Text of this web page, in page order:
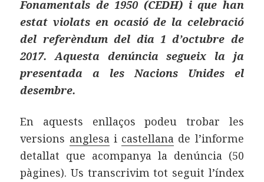
Fonamentals de 1950 (CEDH) i que han
estat violats en ocasió de la celebració
del referèndum del dia 1 d’octubre de
2017. Aquesta denúncia segueix la ja
presentada a les Nacions Unides el
desembre.
En aquests enllaços podeu trobar les
versions anglesai castellana de l’informe
detallat que acompanya la denúncia (50
pàgines). Us transcrivim tot seguit l’índex